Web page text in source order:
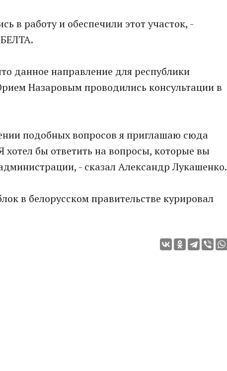
в работу и обеспечили этот участок, -
данное направление для республики
Назаровым проводились консультации в
подобных вопросов я приглашаю сюда
хотел бы ответить на вопросы, которые вы
- сказал Александр Лукашенко.
в белорусском правительстве курировал